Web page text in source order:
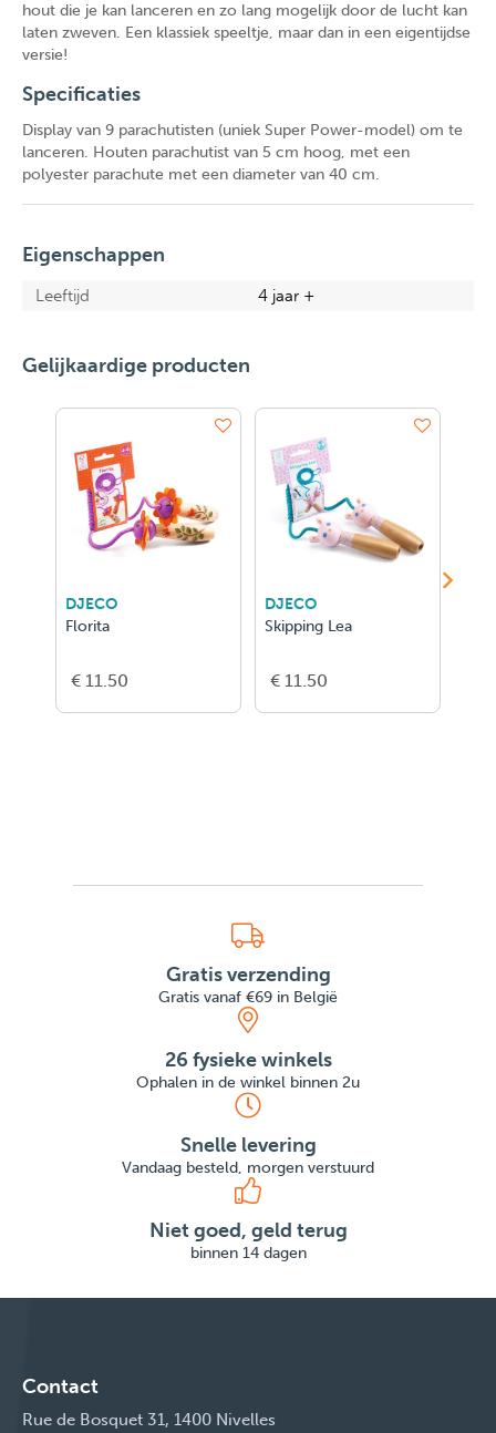
hout die je kan lanceren en zo lang mogelijk door de lucht kan
laten zweven. Een klassiek speeltje, maar dan in een eigentijdse
versie!
Specificaties
Display van 9 parachutisten (uniek Super Power-model) om te
lanceren. Houten parachutist van 5 cm hoog, met een
polyester parachute met een diameter van 40 cm.
Eigenschappen
Leeftijd 4 jaar +
Gelijkaardige producten
DJECO
Florita
€ 11.50
DJECO
Skipping Lea
€ 11.50
Gratis verzending
Gratis vanaf €69 in België
26 fysieke winkels
Ophalen in de winkel binnen 2u
Snelle levering
Vandaag besteld, morgen verstuurd
Niet goed, geld terug
binnen 14 dagen
Contact
Rue de Bosquet 31, 1400 Nivelles